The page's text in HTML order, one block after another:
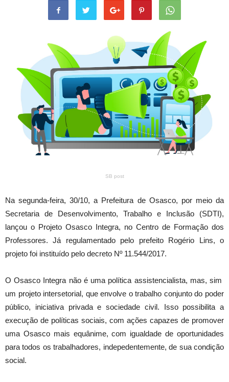
SB post
Na segunda-feira, 30/10, a Prefeitura de Osasco, por meio da
Secretaria de Desenvolvimento, Trabalho e Inclusão (SDTI),
lançou o Projeto Osasco Integra, no Centro de Formação dos
Professores. Já regulamentado pelo prefeito Rogério Lins, o
projeto foi instituído pelo decreto Nº 11.544/2017.
O Osasco Integra não é uma política assistencialista, mas, sim
um projeto intersetorial, que envolve o trabalho conjunto do poder
público, iniciativa privada e sociedade civil. Isso possibilita a
execução de políticas sociais, com ações capazes de promover
uma Osasco mais equânime, com igualdade de oportunidades
para todos os trabalhadores, indepedentemente, de sua condição
social.